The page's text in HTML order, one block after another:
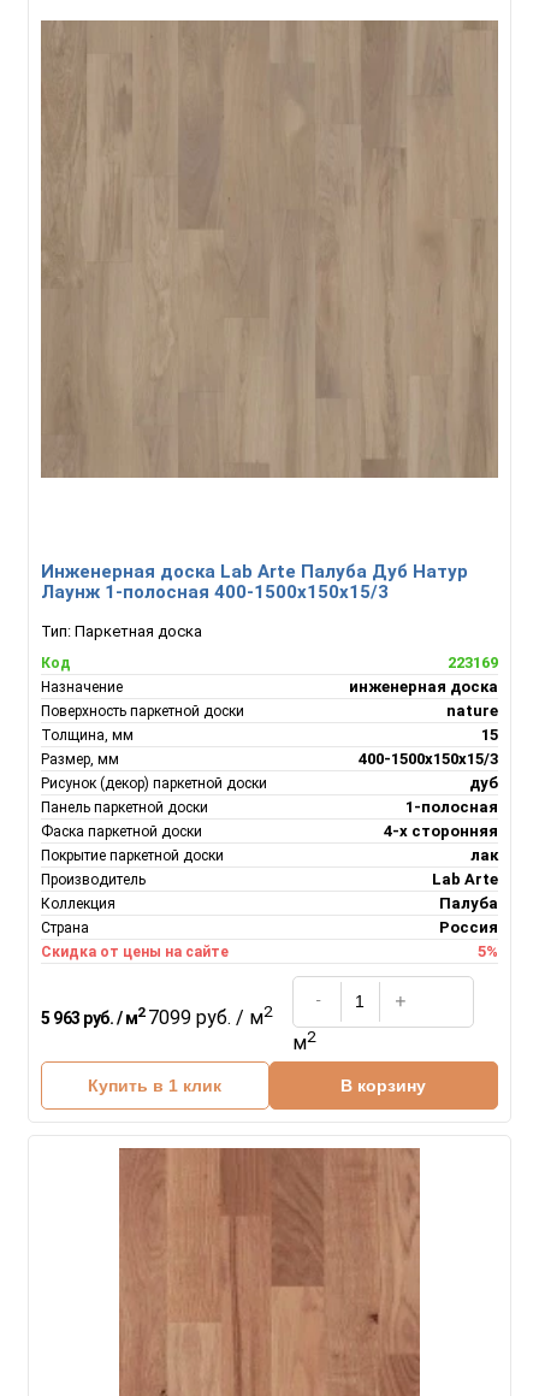
Инженерная доска Lab Arte Палуба Дуб Натур
Лаунж 1-полосная 400-1500х150х15/3
Тип: Паркетная доска
Код 223169
Назначение инженерная доска
Поверхность паркетной доски nature
Толщина, мм 15
Размер, мм 400-1500х150х15/3
Рисунок (декор) паркетной доски дуб
Панель паркетной доски 1-полосная
Фаска паркетной доски 4-х сторонняя
Покрытие паркетной доски лак
Производитель Lab Arte
Коллекция Палуба
Страна Россия
Скидка от цены на сайте 5%
5 963 руб. / м2 7099 руб. / м2
м2
Купить в 1 клик В корзину